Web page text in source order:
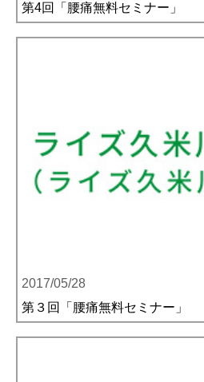
第4回「腰痛無料セミナー」
2017/05/28
第３回「腰痛無料セミナー」